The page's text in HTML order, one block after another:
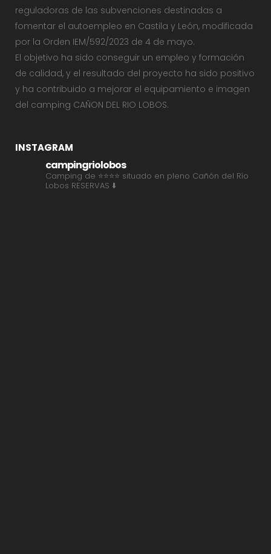
reguladoras de las subvenciones destinadas a
fomentar el autoempleo en Castila y León, modificada
por la Orden IEM/592/2023 de 4 de mayo.
El objetivo ha sido conseguir un empleo y formación
de calidad, y el resultado del proyecto ha sido positivo
y ha contribuido a mejorar el equipamiento e imagen
del camping CAÑON DEL RIO LOBOS.
INSTAGRAM
campingriolobos
Camping de ⭐⭐⭐⭐ situado en pleno Cañón del Río
Lobos RESERVAS ⬇️